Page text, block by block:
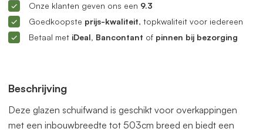
Beschrijving
Deze glazen schuifwand is geschikt voor overkappingen
met een inbouwbreedte tot 503cm breed en biedt een
Onze klanten geven ons een 9.3
Goedkoopste prijs-kwaliteit, topkwaliteit voor iedereen
Betaal met iDeal, Bancontant of pinnen bij bezorging